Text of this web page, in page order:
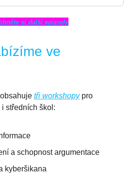
si další epizody
ve
tři workshopypro
středních škol:
a schopnost argumentace
kyberšikana